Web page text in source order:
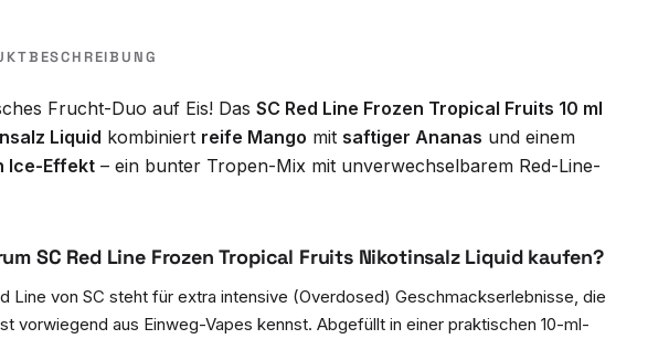
Frucht-Duo auf Eis! Das SC Red Line Frozen Tropical Fruits 10 ml
Liquid kombiniert reife Mango mit saftiger Ananas und einem
Ice-Effekt – ein bunter Tropen-Mix mit unverwechselbarem Red-Line-
SC Red Line Frozen Tropical Fruits Nikotinsalz Liquid kaufen?
Line von SC steht für extra intensive (Overdosed) Geschmackserlebnisse, die
vorwiegend aus Einweg-Vapes kennst. Abgefüllt in einer praktischen 10-ml-